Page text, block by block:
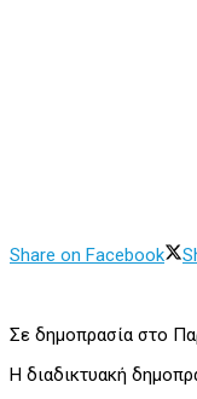
Share on Facebook
Σε δημοπρασία στο
Η διαδικτυακή